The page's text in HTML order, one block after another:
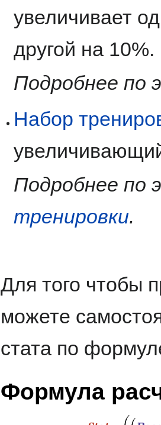
увеличивает
другой на 10%.
Подробнее по
Набор
Подробнее по
тренировки.
Для того чтобы
можете
стата по
Формула